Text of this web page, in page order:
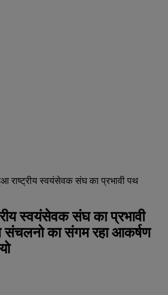
राष्ट्रीय स्वयंसेवक संघ का प्रभावी पथ
स्वयंसेवक संघ का प्रभावी
का संगम रहा आकर्षण